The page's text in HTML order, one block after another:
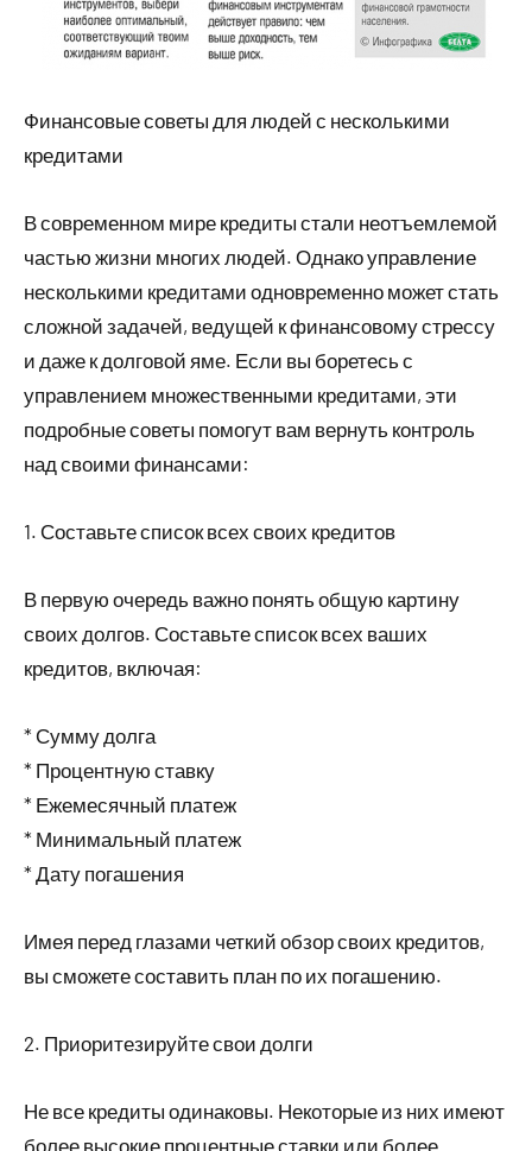
Финансовые советы для людей с несколькими
кредитами
В современном мире кредиты стали неотъемлемой
частью жизни многих людей. Однако управление
несколькими кредитами одновременно может стать
сложной задачей, ведущей к финансовому стрессу
и даже к долговой яме. Если вы боретесь с
управлением множественными кредитами, эти
подробные советы помогут вам вернуть контроль
над своими финансами:
1. Составьте список всех своих кредитов
В первую очередь важно понять общую картину
своих долгов. Составьте список всех ваших
кредитов, включая:
* Сумму долга
* Процентную ставку
* Ежемесячный платеж
* Минимальный платеж
* Дату погашения
Имея перед глазами четкий обзор своих кредитов,
вы сможете составить план по их погашению.
2. Приоритезируйте свои долги
Не все кредиты одинаковы. Некоторые из них имеют
более высокие процентные ставки или более